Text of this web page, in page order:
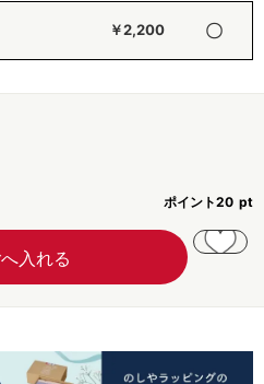
ポイント20
￥2,200 〇